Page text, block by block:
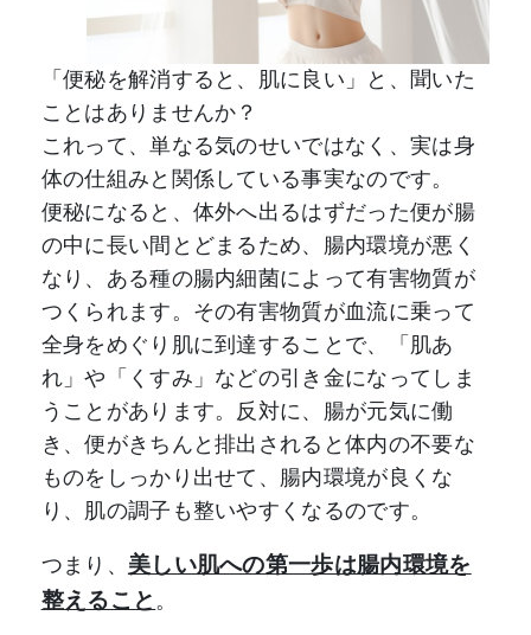
「便秘を解消すると、肌に良い」と、聞いた
ことはありませんか？
これって、単なる気のせいではなく、実は身
体の仕組みと関係している事実なのです。
便秘になると、体外へ出るはずだった便が腸
の中に長い間とどまるため、腸内環境が悪く
なり、ある種の腸内細菌によって有害物質が
つくられます。その有害物質が血流に乗って
全身をめぐり肌に到達することで、「肌あ
れ」や「くすみ」などの引き金になってしま
うことがあります。反対に、腸が元気に働
き、便がきちんと排出されると体内の不要な
ものをしっかり出せて、腸内環境が良くな
り、肌の調子も整いやすくなるのです。
つまり、美しい肌への第一歩は腸内環境を
整えること。